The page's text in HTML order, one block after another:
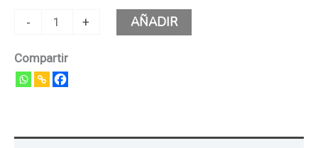
- + AÑADIR
Compartir